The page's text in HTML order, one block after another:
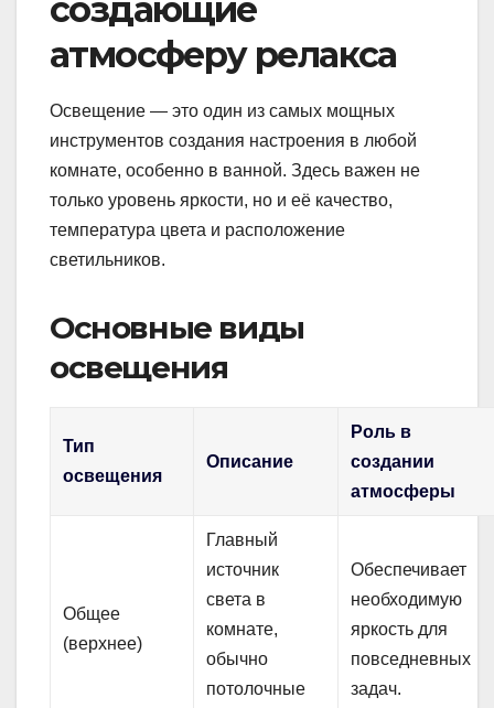
создающие
атмосферу релакса
Освещение — это один из самых мощных
инструментов создания настроения в любой
комнате, особенно в ванной. Здесь важен не
только уровень яркости, но и её качество,
температура цвета и расположение
светильников.
Основные виды
освещения
Тип
освещения
Описание
Роль в
создании
атмосферы
Общее
(верхнее)
Главный
источник
света в
комнате,
обычно
потолочные
Обеспечивает
необходимую
яркость для
повседневных
задач.